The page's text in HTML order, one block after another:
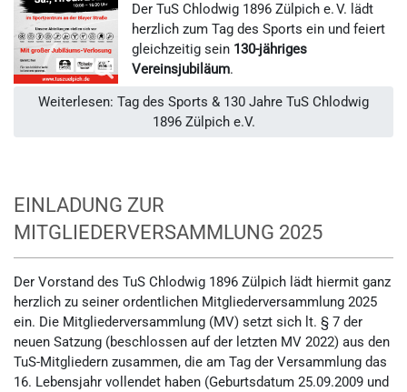
Der TuS Chlodwig 1896 Zülpich e. V. lädt
herzlich zum Tag des Sports ein und feiert
gleichzeitig sein 130-jähriges
Vereinsjubiläum.
Weiterlesen: Tag des Sports & 130 Jahre TuS Chlodwig
1896 Zülpich e.V.
EINLADUNG ZUR
MITGLIEDERVERSAMMLUNG 2025
Der Vorstand des TuS Chlodwig 1896 Zülpich lädt hiermit ganz
herzlich zu seiner ordentlichen Mitgliederversammlung 2025
ein. Die Mitgliederversammlung (MV) setzt sich lt. § 7 der
neuen Satzung (beschlossen auf der letzten MV 2022) aus den
TuS-Mitgliedern zusammen, die am Tag der Versammlung das
16. Lebensjahr vollendet haben (Geburtsdatum 25.09.2009 und